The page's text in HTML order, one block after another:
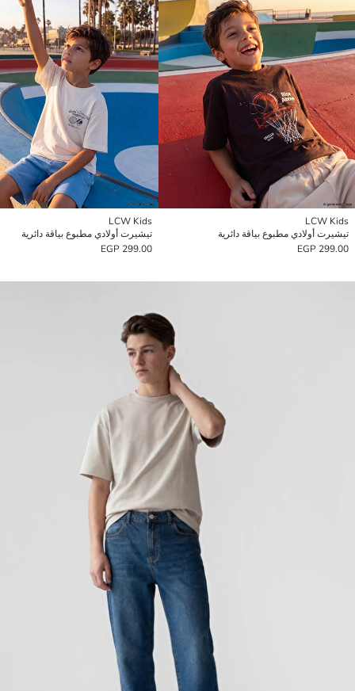
LCW Kids
تيشيرت أولادي مطبوع بياقة دائرية
299.00 EGP
LCW Kids
تيشيرت أولادي مطبوع بياقة دائرية
299.00 EGP